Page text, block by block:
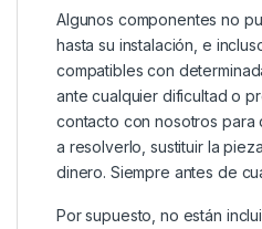
Algunos componentes no
hasta su instalación, e
compatibles con
ante cualquier dificultad o
contacto con nosotros para
a resolverlo, sustituir la
dinero. Siempre antes de
Por supuesto, no están